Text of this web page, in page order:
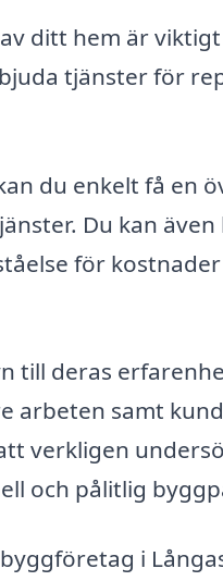
ditt hem är
tjänster för
du enkelt få en
Du kan
för
till deras
arbeten samt
verkligen
och pålitlig
i